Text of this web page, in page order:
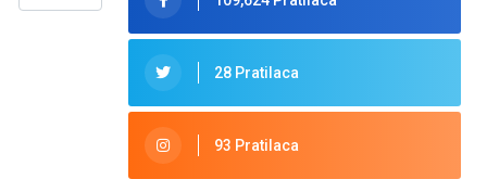
28 Pratilaca
93 Pratilaca